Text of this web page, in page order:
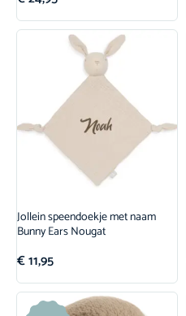
Jollein speendoekje met naam
Bunny Ears Nougat
€11,95